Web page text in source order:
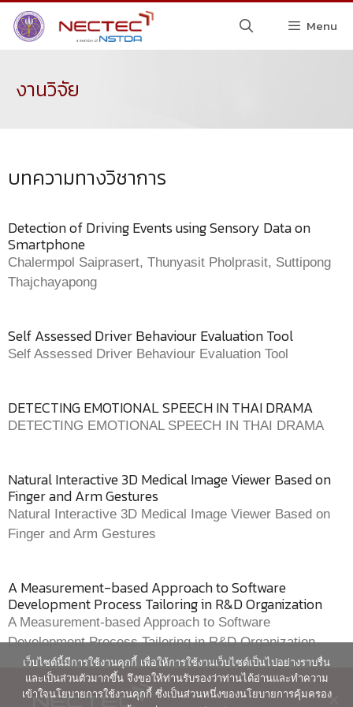
Menu
งานวิจัย
บทความทางวิชาการ
Detection of Driving Events using Sensory Data on
Smartphone
Chalermpol Saiprasert, Thunyasit Pholprasit, Suttipong
Thajchayapong
Self Assessed Driver Behaviour Evaluation Tool
Self Assessed Driver Behaviour Evaluation Tool
DETECTING EMOTIONAL SPEECH IN THAI DRAMA
DETECTING EMOTIONAL SPEECH IN THAI DRAMA
Natural Interactive 3D Medical Image Viewer Based on
Finger and Arm Gestures
Natural Interactive 3D Medical Image Viewer Based on
Finger and Arm Gestures
A Measurement-based Approach to Software
Development Process Tailoring in R&D Organization
A Measurement-based Approach to Software
Development Process Tailoring in R&D Organization
เว็บไซต์นี้มีการใช้งานคุกกี้ เพื่อให้การใช้งานเว็บไซต์เป็นไปอย่างราบรื่น
และเป็นส่วนตัวมากขึ้น จึงขอให้ท่านรับรองว่าท่านได้อ่านและทำความ
เข้าใจนโยบายการใช้งานคุกกี้ ซึ่งเป็นส่วนหนึ่งของนโยบายการคุ้มครอง